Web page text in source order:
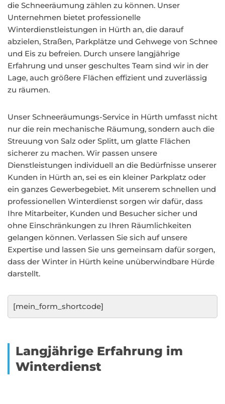
die Schneeräumung zählen zu können. Unser
Unternehmen bietet professionelle
Winterdienstleistungen in Hürth an, die darauf
abzielen, Straßen, Parkplätze und Gehwege von Schnee
und Eis zu befreien. Durch unsere langjährige
Erfahrung und unser geschultes Team sind wir in der
Lage, auch größere Flächen effizient und zuverlässig
zu räumen.
Unser Schneeräumungs-Service in Hürth umfasst nicht
nur die rein mechanische Räumung, sondern auch die
Streuung von Salz oder Splitt, um glatte Flächen
sicherer zu machen. Wir passen unsere
Dienstleistungen individuell an die Bedürfnisse unserer
Kunden in Hürth an, sei es ein kleiner Parkplatz oder
ein ganzes Gewerbegebiet. Mit unserem schnellen und
professionellen Winterdienst sorgen wir dafür, dass
Ihre Mitarbeiter, Kunden und Besucher sicher und
ohne Einschränkungen zu Ihren Räumlichkeiten
gelangen können. Verlassen Sie sich auf unsere
Expertise und lassen Sie uns gemeinsam dafür sorgen,
dass der Winter in Hürth keine unüberwindbare Hürde
darstellt.
[mein_form_shortcode]
Langjährige Erfahrung im
Winterdienst